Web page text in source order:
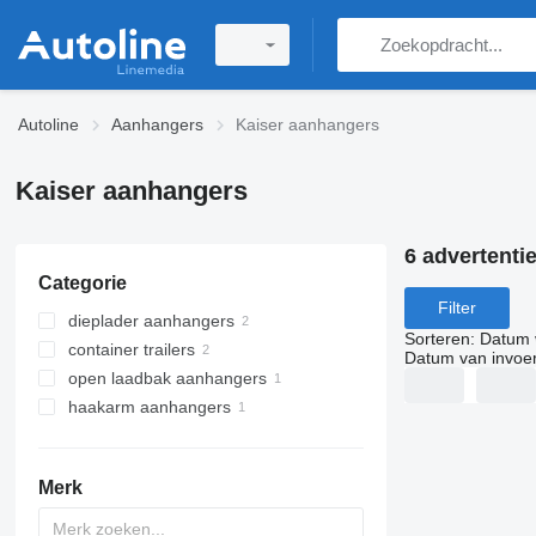
Autoline Aanhangers Kaiser aanhangers
Kaiser aanhangers
Categorie
dieplader aanhangers
container trailers
open laadbak aanhangers
haakarm aanhangers
Merk
6
Filter
Sorteren: Datum
Datum van